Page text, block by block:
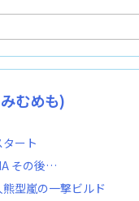
むめも)
ート
その後…
型嵐の一撃ビルド